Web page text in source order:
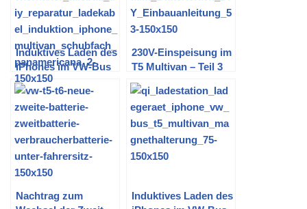
Induktives Laden des
iPhones im VW-Bus
T5 – Teil 5: Ausbau
der Schublade im
Cockpit
230V-Einspeisung im
T5 Multivan – Teil 3
(Einbauanleitung)
Nachtrag zum
Induktives Laden des